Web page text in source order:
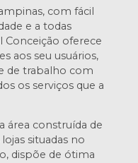
com fácil
e a todas
Conceição oferece
aos seu usuários,
de trabalho com
os serviços que a
construída de
situadas no
dispõe de ótima